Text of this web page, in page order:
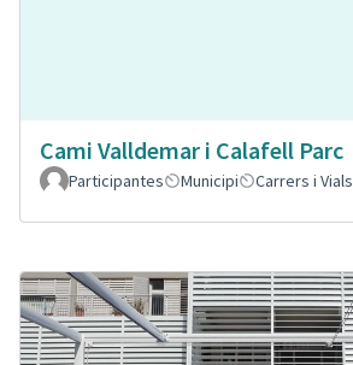
Cami Valldemar i Calafell Parc
Participantes
Municipi Carrers i Vials